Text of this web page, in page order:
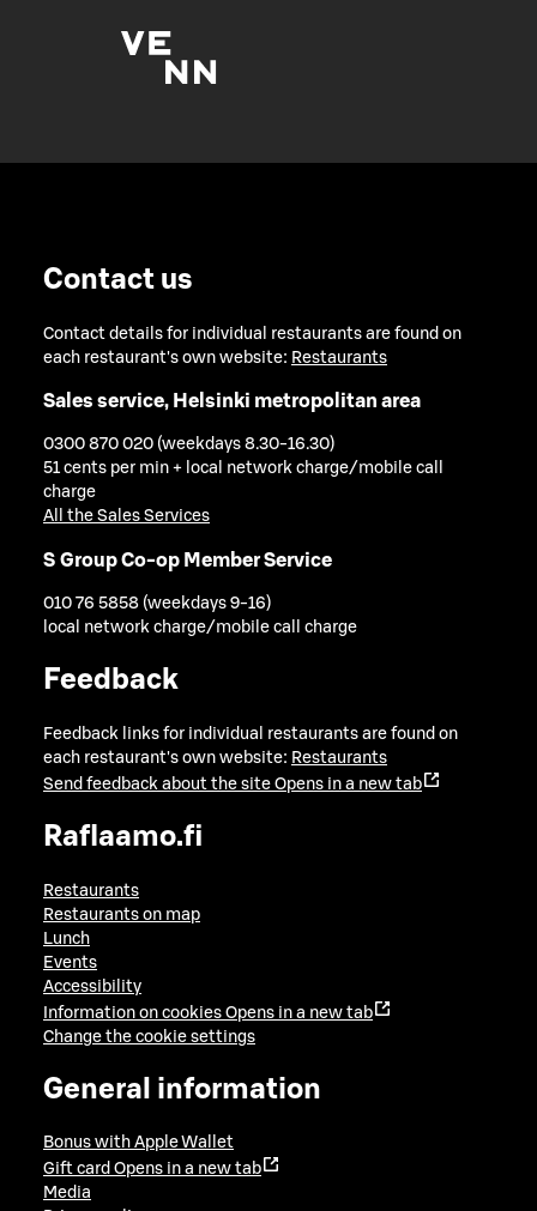
Contact us
Contact details for individual restaurants are found on
each restaurant's own website: Restaurants
Sales service, Helsinki metropolitan area
0300 870 020 (weekdays 8.30-16.30)
51 cents per min + local network charge/mobile call
charge
All the Sales Services
S Group Co-op Member Service
010 76 5858 (weekdays 9-16)
local network charge/mobile call charge
Feedback
Feedback links for individual restaurants are found on
each restaurant's own website: Restaurants
Send feedback about the site Opens in a new tab
Raflaamo.fi
Restaurants
Restaurants on map
Lunch
Events
Accessibility
Information on cookies Opens in a new tab
Change the cookie settings
General information
Bonus with Apple Wallet
Gift card Opens in a new tab
Media